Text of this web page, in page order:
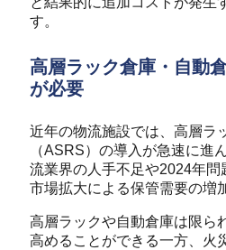
す。
高層ラック倉庫・自動
が必要
近年の物流施設では、高層ラ
（ASRS）の導入が急速に進
流業界の人手不足や2024年
市場拡大による保管需要の増
高層ラックや自動倉庫は限ら
高めることができる一方、火